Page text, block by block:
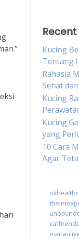
Kucing
Tentang
Rahasia
Sehat
Kucing
Kucing
yang
10 Cara
Agar